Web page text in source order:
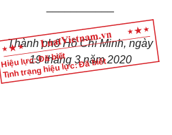
Hiệu lực: Đã biết
Tình trạng hiệu lực: Đã biết
Thành phố Hồ Chí Minh, ngày
19tháng 3năm 2020